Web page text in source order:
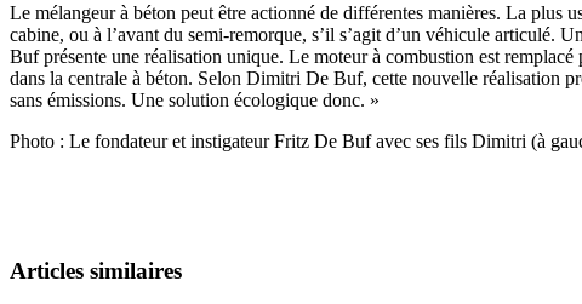
Le mélangeur à béton peut être actionné de différentes manières. La plus
cabine, ou à l’avant du semi-remorque, s’il s’agit d’un véhicule articulé.
Buf présente une réalisation unique. Le moteur à combustion est
dans la centrale à béton. Selon Dimitri De Buf, cette nouvelle réalisation
sans émissions. Une solution écologique donc. »
Photo : Le fondateur et instigateur Fritz De Buf avec ses fils Dimitri (à
Articles similaires